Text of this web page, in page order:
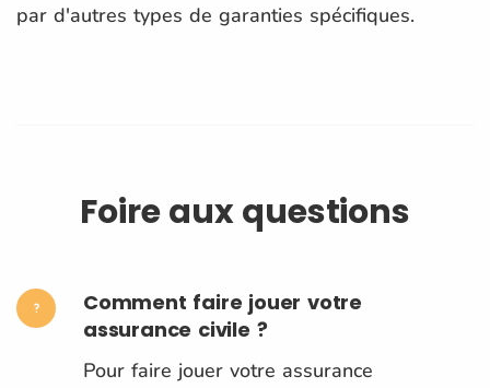
par d'autres types de garanties spécifiques.
Foire aux questions
Comment faire jouer votre
assurance civile ?
Pour faire jouer votre assurance